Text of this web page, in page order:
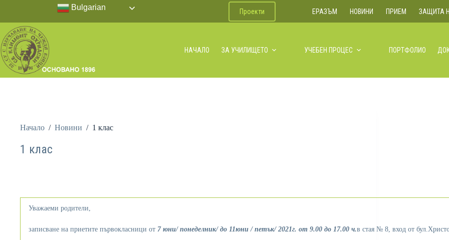
Проекти ЕРАЗЪМ НОВИНИ ПРИЕМ ЗАЩИТА
НАЧАЛО ЗА УЧИЛИЩЕТО УЧЕБЕН ПРОЦЕС ПОРТФОЛИО
Начало / Новини / 1 клас
1 клас
Уважаеми родители,
записване на приетите първокласници от 7 юни/ понеделник/ до 11юни / петък/ 2021г. от 9.00 до 17.00 ч.в стая № 8, вход от
Bulgarian